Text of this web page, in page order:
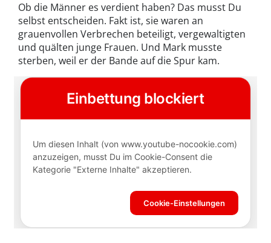
Ob die Männer es verdient haben? Das musst Du
selbst entscheiden. Fakt ist, sie waren an
grauenvollen Verbrechen beteiligt, vergewaltigten
und quälten junge Frauen. Und Mark musste
sterben, weil er der Bande auf die Spur kam.